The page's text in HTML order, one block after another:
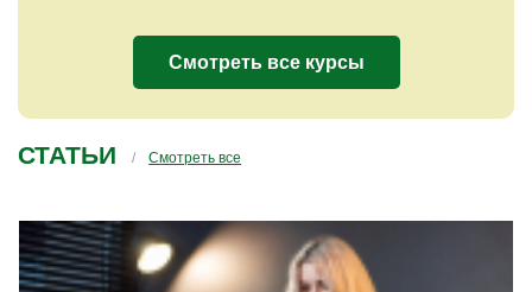
Смотреть все курсы
СТАТЬИ Смотреть все